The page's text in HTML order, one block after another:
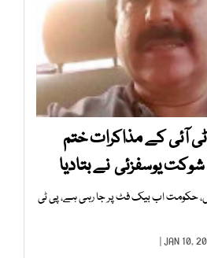
آئی کے مذاکرات ختم
یوسفزئی نے بتادیا
حکومت اب بیک فٹ پر جا رہی ہے، پی ٹی